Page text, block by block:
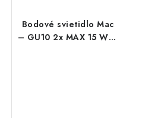
Bodové svietidlo Mac
– GU10 2x MAX 15 W –